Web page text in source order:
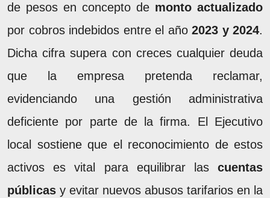
de pesos en concepto de monto actualizado
por cobros indebidos entre el año 2023 y 2024.
Dicha cifra supera con creces cualquier deuda
que la empresa pretenda reclamar,
evidenciando una gestión administrativa
deficiente por parte de la firma. El Ejecutivo
local sostiene que el reconocimiento de estos
activos es vital para equilibrar las cuentas
públicas y evitar nuevos abusos tarifarios en la